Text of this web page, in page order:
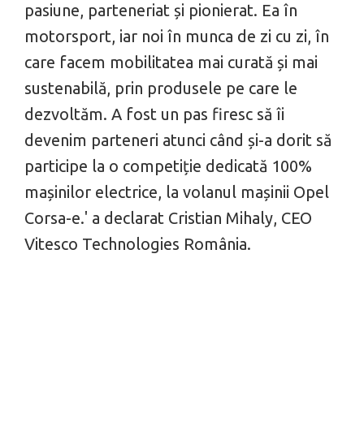
pasiune, parteneriat și pionierat. Ea în
motorsport, iar noi în munca de zi cu zi, în
care facem mobilitatea mai curată și mai
sustenabilă, prin produsele pe care le
dezvoltăm. A fost un pas firesc să îi
devenim parteneri atunci când și-a dorit să
participe la o competiție dedicată 100%
mașinilor electrice, la volanul mașinii Opel
Corsa-e.' a declarat Cristian Mihaly, CEO
Vitesco Technologies România.